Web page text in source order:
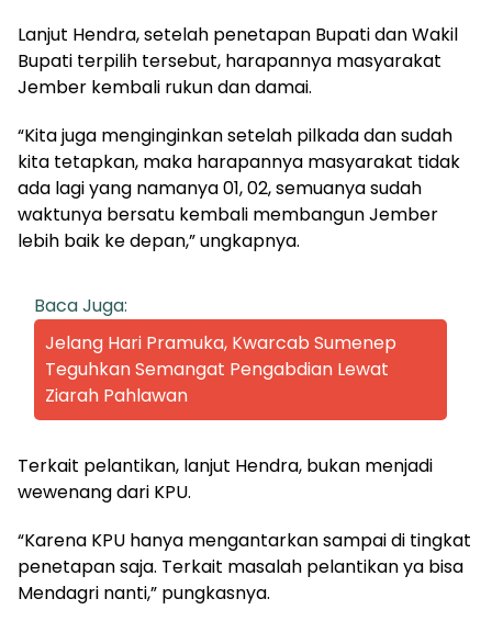
Lanjut Hendra, setelah penetapan Bupati dan Wakil
Bupati terpilih tersebut, harapannya masyarakat
Jember kembali rukun dan damai.
“Kita juga menginginkan setelah pilkada dan sudah
kita tetapkan, maka harapannya masyarakat tidak
ada lagi yang namanya 01, 02, semuanya sudah
waktunya bersatu kembali membangun Jember
lebih baik ke depan,” ungkapnya.
Baca Juga:
Jelang Hari Pramuka, Kwarcab Sumenep
Teguhkan Semangat Pengabdian Lewat
Ziarah Pahlawan
Terkait pelantikan, lanjut Hendra, bukan menjadi
wewenang dari KPU.
“Karena KPU hanya mengantarkan sampai di tingkat
penetapan saja. Terkait masalah pelantikan ya bisa
Mendagri nanti,” pungkasnya.